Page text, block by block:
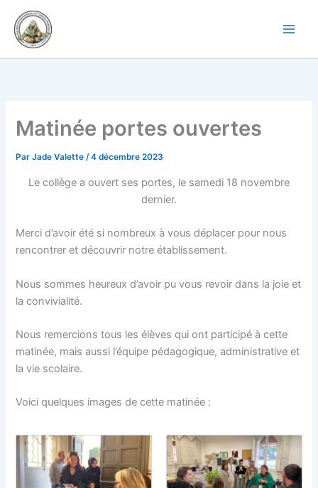
contenu
Matinée portes ouvertes
ParJade Valette/4 décembre 2023
Le collège a ouvert ses portes, le samedi 18 novembre
dernier.
Merci d’avoir été si nombreux à vous déplacer pour nous
rencontrer et découvrir notre établissement.
Nous sommes heureux d’avoir pu vous revoir dans la joie et
la convivialité.
Nous remercions tous les élèves qui ont participé à cette
matinée, mais aussi l’équipe pédagogique, administrative et
la vie scolaire.
Voici quelques images de cette matinée :